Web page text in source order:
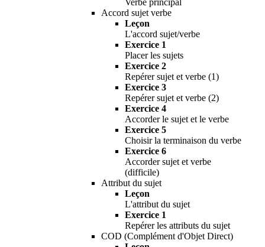
Accord sujet verbe
Leçon
L'accord sujet/verbe
Exercice 1
Placer les sujets
Exercice 2
Repérer sujet et verbe (1)
Exercice 3
Repérer sujet et verbe (2)
Exercice 4
Accorder le sujet et le verbe
Exercice 5
Choisir la terminaison du verbe
Exercice 6
Accorder sujet et verbe
(difficile)
Attribut du sujet
Leçon
L'attribut du sujet
Exercice 1
Repérer les attributs du sujet
COD (Complément d'Objet Direct)